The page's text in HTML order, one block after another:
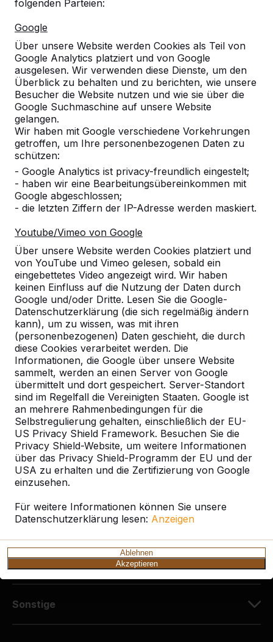
folgenden Parteien:
Google
Über unsere Website werden Cookies als Teil von
Google Analytics platziert und von Google
ausgelesen. Wir verwenden diese Dienste, um den
Überblick zu behalten und zu berichten, wie unsere
Besucher die Website nutzen und wie sie über die
Google Suchmaschine auf unsere Website
gelangen.
Wir haben mit Google verschiedene Vorkehrungen
getroffen, um Ihre personenbezogenen Daten zu
schützen:
- Google Analytics ist privacy-freundlich eingestelt;
- haben wir eine Bearbeitungsübereinkommen mit
Google abgeschlossen;
- die letzten Ziffern der IP-Adresse werden maskiert.
Youtube/Vimeo von Google
Über unsere Website werden Cookies platziert und
von YouTube und Vimeo gelesen, sobald ein
eingebettetes Video angezeigt wird. Wir haben
keinen Einfluss auf die Nutzung der Daten durch
Google und/oder Dritte. Lesen Sie die Google-
Datenschutzerklärung (die sich regelmäßig ändern
kann), um zu wissen, was mit ihren
(personenbezogenen) Daten geschieht, die durch
diese Cookies verarbeitet werden. Die
Informationen, die Google über unsere Website
sammelt, werden an einen Server von Google
übermittelt und dort gespeichert. Server-Standort
sind im Regelfall die Vereinigten Staaten. Google ist
an mehrere Rahmenbedingungen für die
Selbstregulierung gehalten, einschließlich der EU-
US Privacy Shield Framework. Besuchen Sie die
Privacy Shield-Website, um weitere Informationen
über das Privacy Shield-Programm der EU und der
USA zu erhalten und die Zertifizierung von Google
einzusehen.
Für weitere Informationen können Sie unsere
Datenschutzerklärung lesen: Anzeigen
Ablehnen
Akzeptieren
Referenzen
Unsere Produkte finden Sie in ganz Europa
und darüber hinaus. Sehen Sie hier, wo Sie
ein HeBlad-Produkt in Ihrer Nähe finden.
Produkt
Alles anzeigen
Kategorie
Alles anzeigen
Ort oder Postleitzahl suchen
Kontakt
HeBlad Deutschland
Diekerstraße 97
42781 Haan
Deutschland
+49 212 934 77 25
info@HeBlad.de
Kundenservice
Sonstige